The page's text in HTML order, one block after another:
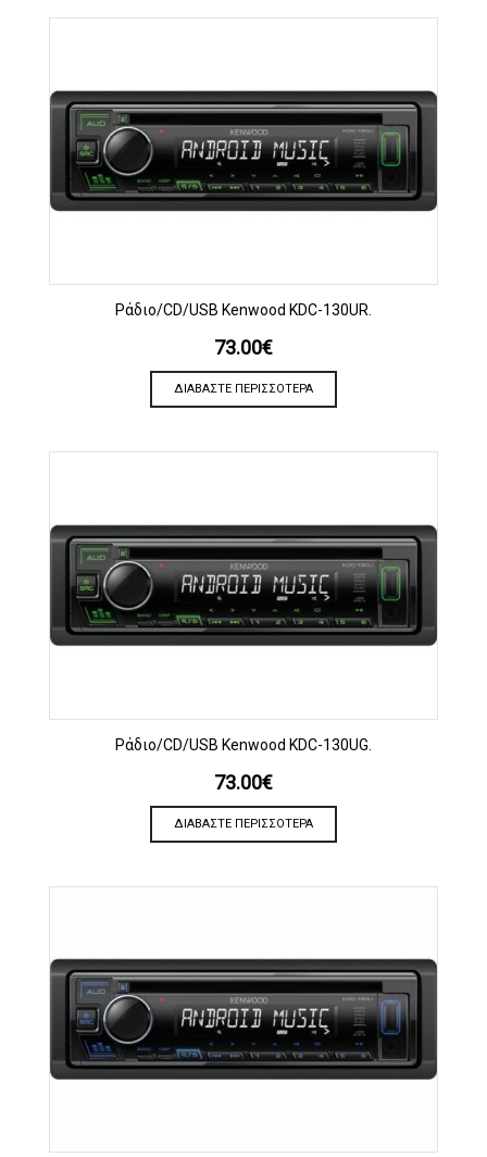
Ράδιο/CD/USB Kenwood KDC-130UR.
73.00€
ΔΙΑΒΆΣΤΕ ΠΕΡΙΣΣΌΤΕΡΑ
Ράδιο/CD/USB Kenwood KDC-130UG.
73.00€
ΔΙΑΒΆΣΤΕ ΠΕΡΙΣΣΌΤΕΡΑ